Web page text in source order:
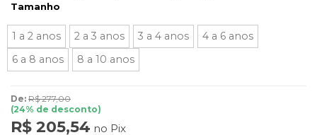
Tamanho
1 a 2 anos 2 a 3 anos 3 a 4 anos
4 a 6 anos
6 a 8 anos
8 a 10 anos
De: R$ 277,00
(24% de desconto)
R$ 205,54 no Pix